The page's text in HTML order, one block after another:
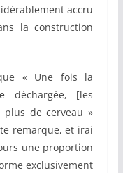
accru
la construction
« Une fois la
déchargée, [les
plus de cerveau »
remarque, et irai
une proportion
exclusivement